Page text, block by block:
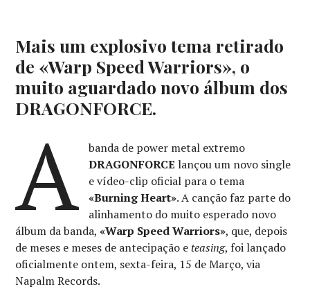
Mais um explosivo tema retirado
de «Warp Speed Warriors», o
muito aguardado novo álbum dos
DRAGONFORCE.
A
banda de power metal extremo
DRAGONFORCE lançou um novo single
e vídeo-clip oficial para o tema
«Burning Heart». A canção faz parte do
alinhamento do muito esperado novo
álbum da banda,«Warp Speed Warriors», que, depois
de meses e meses de antecipação eteasing, foi lançado
oficialmente ontem, sexta-feira, 15 de Março, via
Napalm Records.